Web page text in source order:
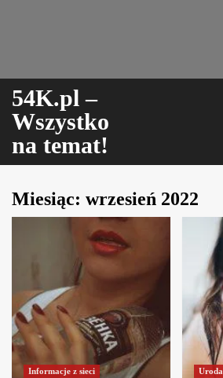
54K.pl –
Wszystko
na temat!
Miesiąc: wrzesień 2022
Informacje z sieci Uroda